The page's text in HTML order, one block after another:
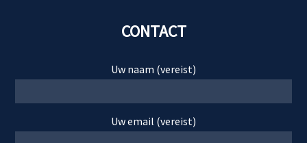
CONTACT
Uw naam (vereist)
Uw email (vereist)